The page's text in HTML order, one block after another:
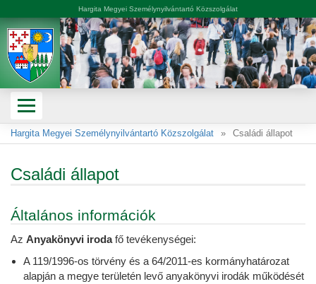
Hargita Megyei Személynyilvántartó Közszolgálat Családi állapot
Családi állapot
Általános információk
Az Anyakönyvi irodafő tevékenységei:
A 119/1996-os törvény és a 64/2011-es kormányhatározat
alapján a megye területén levő anyakönyvi irodák működését
Hargita Megyei Személynyilvántartó Közszolgálat